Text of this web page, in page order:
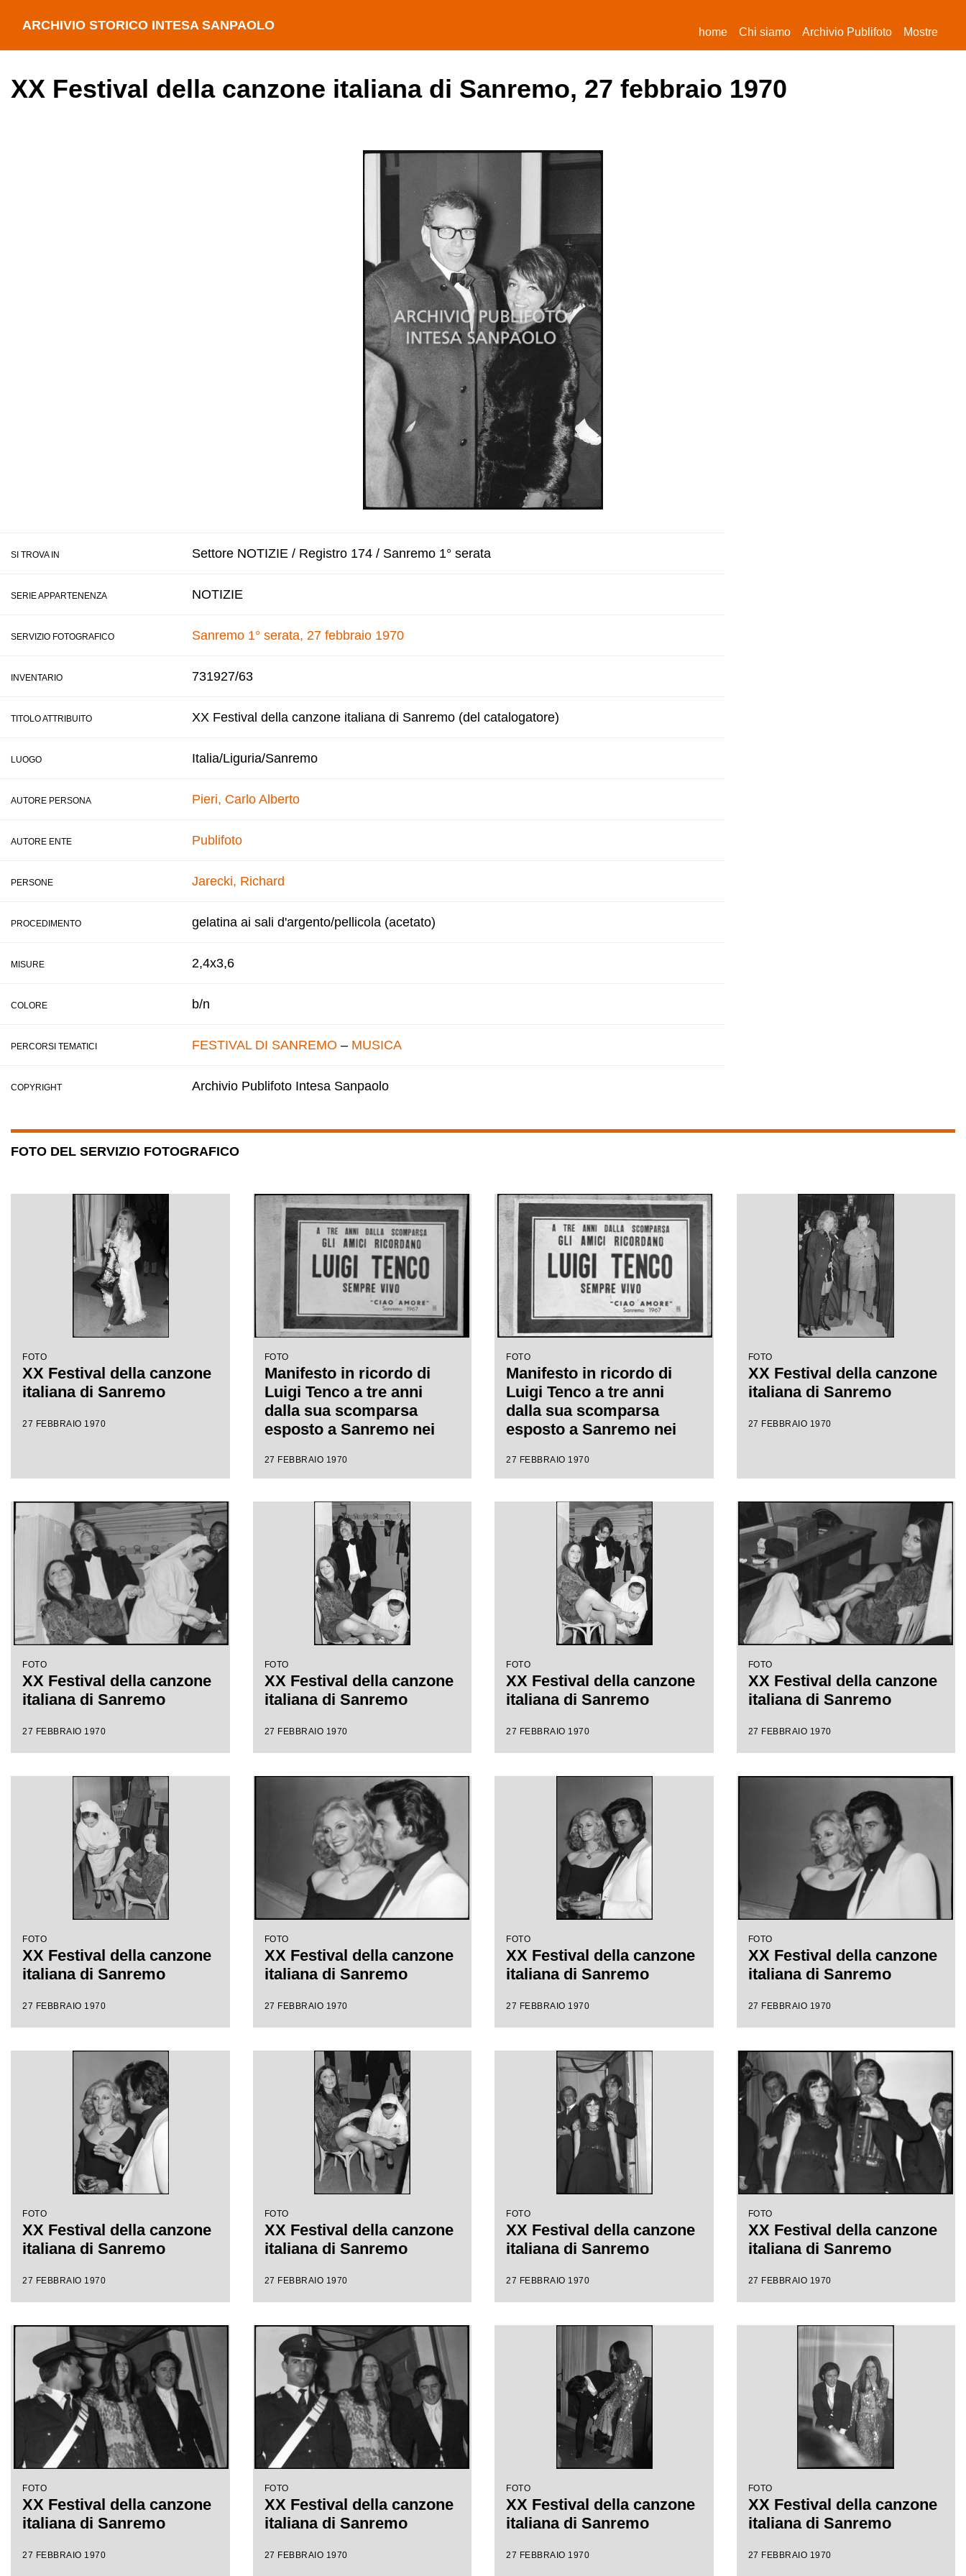
ARCHIVIO STORICO INTESA SANPAOLO home(current)
Chi siamo Archivio Publifoto Mostre
XX Festival della canzone italiana di Sanremo, 27 febbraio 1970
SI TROVA IN Settore NOTIZIE / Registro 174 / Sanremo 1° serata
SERIE APPARTENENZA NOTIZIE
SERVIZIO FOTOGRAFICO Sanremo 1° serata, 27 febbraio 1970
INVENTARIO 731927/63
TITOLO ATTRIBUITO XX Festival della canzone italiana di Sanremo (del catalogatore)
LUOGO Italia/Liguria/Sanremo
AUTORE PERSONA Pieri, Carlo Alberto
AUTORE ENTE Publifoto
PERSONE Jarecki, Richard
PROCEDIMENTO gelatina ai sali d'argento/pellicola (acetato)
MISURE 2,4x3,6
COLORE b/n
PERCORSI TEMATICI FESTIVAL DI SANREMO – MUSICA
COPYRIGHT Archivio Publifoto Intesa Sanpaolo
FOTO DEL SERVIZIO FOTOGRAFICO
FOTO
XX Festival della canzone
italiana di Sanremo
27 FEBBRAIO 1970
FOTO
Manifesto in ricordo di
Luigi Tenco a tre anni
dalla sua scomparsa
esposto a Sanremo nei
della canzone italiana
27 FEBBRAIO 1970
FOTO
Manifesto in ricordo di
Luigi Tenco a tre anni
dalla sua scomparsa
esposto a Sanremo nei
della canzone italiana
27 FEBBRAIO 1970
FOTO
XX Festival della canzone
italiana di Sanremo
27 FEBBRAIO 1970
FOTO
XX Festival della canzone
italiana di Sanremo
27 FEBBRAIO 1970
FOTO
XX Festival della canzone
italiana di Sanremo
27 FEBBRAIO 1970
FOTO
XX Festival della canzone
italiana di Sanremo
27 FEBBRAIO 1970
FOTO
XX Festival della canzone
italiana di Sanremo
27 FEBBRAIO 1970
FOTO
XX Festival della canzone
italiana di Sanremo
27 FEBBRAIO 1970
FOTO
XX Festival della canzone
italiana di Sanremo
27 FEBBRAIO 1970
FOTO
XX Festival della canzone
italiana di Sanremo
27 FEBBRAIO 1970
FOTO
XX Festival della canzone
italiana di Sanremo
27 FEBBRAIO 1970
FOTO
XX Festival della canzone
italiana di Sanremo
27 FEBBRAIO 1970
FOTO
XX Festival della canzone
italiana di Sanremo
27 FEBBRAIO 1970
FOTO
XX Festival della canzone
italiana di Sanremo
27 FEBBRAIO 1970
FOTO
XX Festival della canzone
italiana di Sanremo
27 FEBBRAIO 1970
FOTO
XX Festival della canzone
italiana di Sanremo
27 FEBBRAIO 1970
FOTO
XX Festival della canzone
italiana di Sanremo
27 FEBBRAIO 1970
FOTO
XX Festival della canzone
italiana di Sanremo
27 FEBBRAIO 1970
FOTO
XX Festival della canzone
italiana di Sanremo
27 FEBBRAIO 1970